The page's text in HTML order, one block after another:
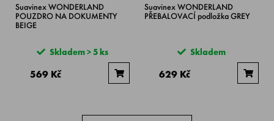
Suavinex WONDERLAND
POUZDRO NA DOKUMENTY
BEIGE
Skladem > 5 ks
569 Kč
Suavinex WONDERLAND
PŘEBALOVACÍ podložka GREY
Skladem
629 Kč